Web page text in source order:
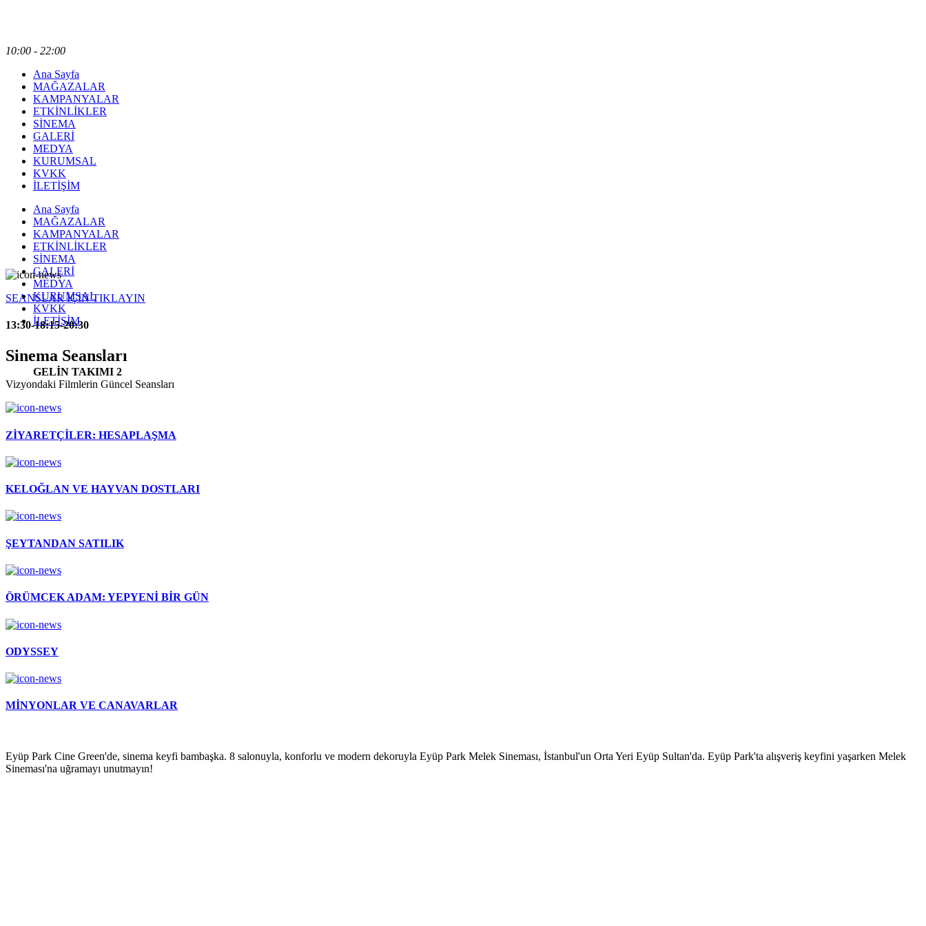
10:00 - 22:00
Ana Sayfa
MAĞAZALAR
KAMPANYALAR
ETKİNLİKLER
SİNEMA
GALERİ
MEDYA
KURUMSAL
KVKK
İLETİŞİM
Ana Sayfa
MAĞAZALAR
KAMPANYALAR
ETKİNLİKLER
SİNEMA
GALERİ
MEDYA
KURUMSAL
KVKK
İLETİŞİM
GELİN TAKIMI 2
SEANSLAR İÇİN TIKLAYIN
13:30-18:15-20:30
Sinema Seansları
Vizyondaki Filmlerin Güncel Seansları
ZİYARETÇİLER: HESAPLAŞMA
KELOĞLAN VE HAYVAN DOSTLARI
ŞEYTANDAN SATILIK
ÖRÜMCEK ADAM: YEPYENİ BİR GÜN
ODYSSEY
MİNYONLAR VE CANAVARLAR
Eyüp Park Cine Green'de, sinema keyfi bambaşka. 8 salonuyla, konforlu ve modern dekoruyla Eyüp Park Melek Sineması, İstanbul'un Orta Yeri Eyüp Sultan'da. Eyüp Park'ta alışveriş keyfini yaşarken Melek
Sineması'na uğramayı unutmayın!